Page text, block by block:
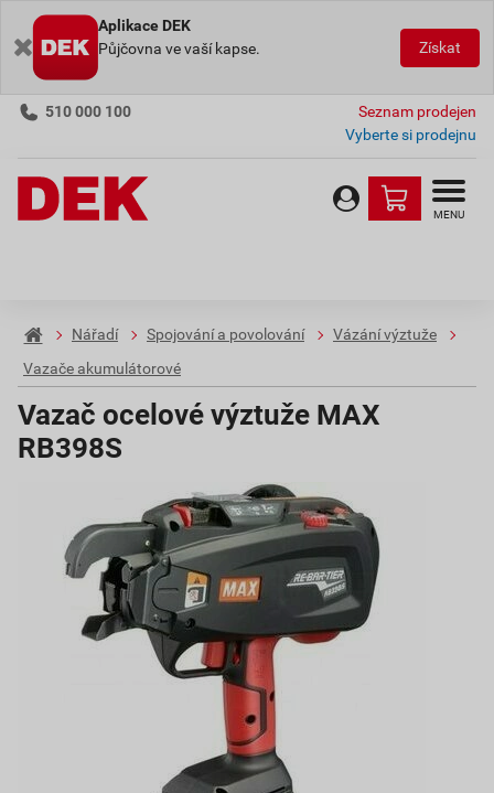
Aplikace DEK
Půjčovna ve vaší kapse.
Získat
510 000 100
Seznam prodejen
Vyberte si prodejnu
MENU
Nářadí Spojování a povolování
Vázání výztuže
Vazače akumulátorové
Vazač ocelové výztuže MAX
RB398S